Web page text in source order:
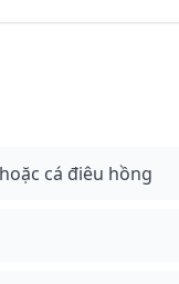
cá điêu hồng